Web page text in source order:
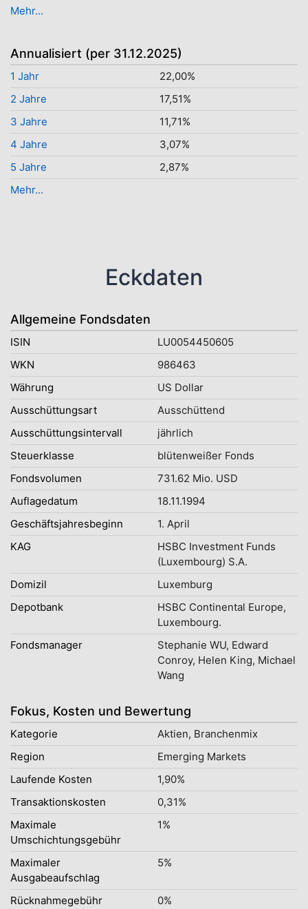
Mehr...
Annualisiert (per 31.12.2025)
1 Jahr
22,00%
2 Jahre
17,51%
3 Jahre
11,71%
4 Jahre
3,07%
5 Jahre
2,87%
Mehr...
Eckdaten
Allgemeine Fondsdaten
ISIN
LU0054450605
WKN
986463
Währung
US Dollar
Ausschüttungsart
Ausschüttend
Ausschüttungsintervall
jährlich
Steuerklasse
blütenweißer Fonds
Fondsvolumen
731.62 Mio. USD
Auflagedatum
18.11.1994
Geschäftsjahresbeginn
1. April
KAG
HSBC Investment Funds
(Luxembourg) S.A.
Domizil
Luxemburg
Depotbank
HSBC Continental Europe,
Luxembourg.
Fondsmanager
Stephanie WU, Edward
Conroy, Helen King, Michael
Wang
Fokus, Kosten und Bewertung
Kategorie
Aktien, Branchenmix
Region
Emerging Markets
Laufende Kosten
1,90%
Transaktionskosten
0,31%
Maximale
Umschichtungsgebühr
1%
Maximaler
Ausgabeaufschlag
5%
Rücknahmegebühr 0%